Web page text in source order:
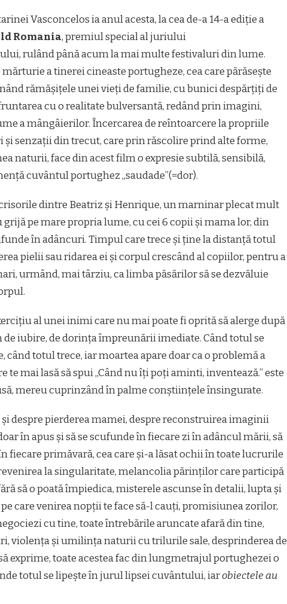
Vasconcelos ia anul acesta, la cea de-a 14-a ediție a
Romania, premiul special al juriului
rulând până acum la mai multe festivaluri din lume.
mărturie a tinerei cineaste portugheze, cea care părăsește
rămășițele unei vieți de familie, cu bunici despărțiți de
cu o realitate bulversantă, redând prin imagini,
a mângâierilor. Încercarea de reîntoarcere la propriile
senzații din trecut, care prin răscolire prind alte forme,
naturii, face din acest film o expresie subtilă, sensibilă,
cuvântul portughez ,,saudade”(=dor).
dintre Beatriz și Henrique, un marninar plecat mult
grijă pe mare propria lume, cu cei 6 copii și mama lor, din
în adâncuri. Timpul care trece și ține la distanță totul
pielii sau ridarea ei și corpul crescând al copiilor, pentru a
urmând, mai târziu, ca limba păsărilor să se dezvăluie
al unei inimi care nu mai poate fi oprită să alerge după
de iubire, de dorința împreunării imediate. Când totul se
totul trece, iar moartea apare doar ca o problemă a
te mai lasă să spui „Când nu îți poți aminti, inventează.” este
mereu cuprinzând în palme conștiințele însingurate.
despre pierderea mamei, despre reconstruirea imaginii
în apus și să se scufunde în fiecare zi în adâncul mării, să
fiecare primăvară, cea care și-a lăsat ochii în toate lucrurile
la singularitate, melancolia părinților care participă
să o poată împiedica, misterele ascunse în detalii, lupta și
care venirea nopții te face să-l cauți, promisiunea zorilor,
cu tine, toate întrebările aruncate afară din tine,
violența și umilința naturii cu trilurile sale, desprinderea de
exprime, toate acestea fac din lungmetrajul portughezei o
totul se lipește în jurul lipsei cuvântului, iarobiectele au